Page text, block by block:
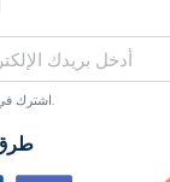
اشترك في إشعاراتنا.